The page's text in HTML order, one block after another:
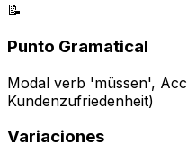
📝
Punto Gramatical
Modal verb 'müssen',
Kundenzufriedenheit)
Variaciones